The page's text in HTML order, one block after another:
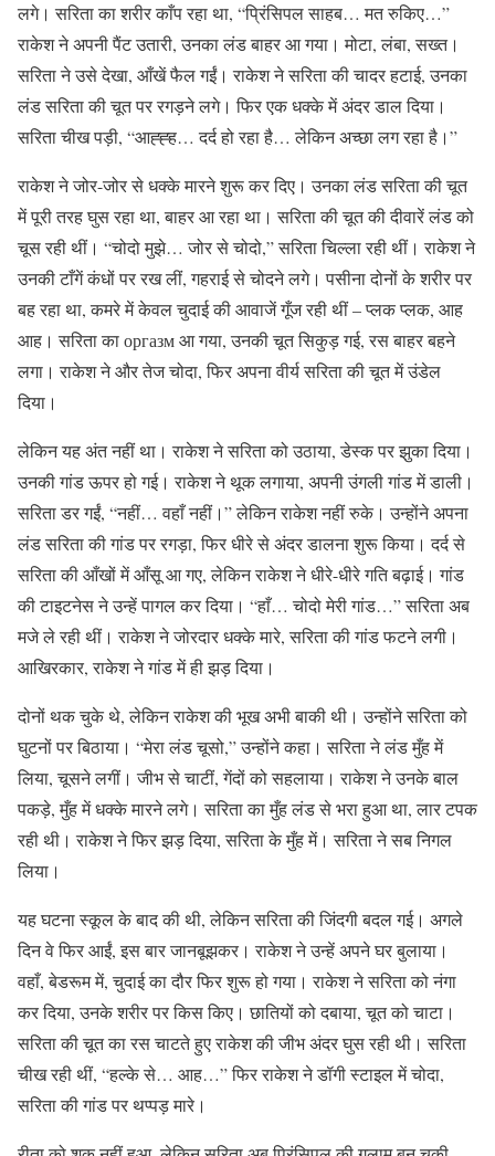
लगे। सरिता का शरीर काँप रहा था, “प्रिंसिपल साहब… मत रुकिए…”
राकेश ने अपनी पैंट उतारी, उनका लंड बाहर आ गया। मोटा, लंबा, सख्त।
सरिता ने उसे देखा, आँखें फैल गईं। राकेश ने सरिता की चादर हटाई, उनका
लंड सरिता की चूत पर रगड़ने लगे। फिर एक धक्के में अंदर डाल दिया।
सरिता चीख पड़ी, “आह्ह्ह… दर्द हो रहा है… लेकिन अच्छा लग रहा है।”
राकेश ने जोर-जोर से धक्के मारने शुरू कर दिए। उनका लंड सरिता की चूत
में पूरी तरह घुस रहा था, बाहर आ रहा था। सरिता की चूत की दीवारें लंड को
चूस रही थीं। “चोदो मुझे… जोर से चोदो,” सरिता चिल्ला रही थीं। राकेश ने
उनकी टाँगें कंधों पर रख लीं, गहराई से चोदने लगे। पसीना दोनों के शरीर पर
बह रहा था, कमरे में केवल चुदाई की आवाजें गूँज रही थीं – प्लक प्लक, आह
आह। सरिता का оргазм आ गया, उनकी चूत सिकुड़ गई, रस बाहर बहने
लगा। राकेश ने और तेज चोदा, फिर अपना वीर्य सरिता की चूत में उंडेल
दिया।
लेकिन यह अंत नहीं था। राकेश ने सरिता को उठाया, डेस्क पर झुका दिया।
उनकी गांड ऊपर हो गई। राकेश ने थूक लगाया, अपनी उंगली गांड में डाली।
सरिता डर गईं, “नहीं… वहाँ नहीं।” लेकिन राकेश नहीं रुके। उन्होंने अपना
लंड सरिता की गांड पर रगड़ा, फिर धीरे से अंदर डालना शुरू किया। दर्द से
सरिता की आँखों में आँसू आ गए, लेकिन राकेश ने धीरे-धीरे गति बढ़ाई। गांड
की टाइटनेस ने उन्हें पागल कर दिया। “हाँ… चोदो मेरी गांड…” सरिता अब
मजे ले रही थीं। राकेश ने जोरदार धक्के मारे, सरिता की गांड फटने लगी।
आखिरकार, राकेश ने गांड में ही झड़ दिया।
दोनों थक चुके थे, लेकिन राकेश की भूख अभी बाकी थी। उन्होंने सरिता को
घुटनों पर बिठाया। “मेरा लंड चूसो,” उन्होंने कहा। सरिता ने लंड मुँह में
लिया, चूसने लगीं। जीभ से चाटीं, गेंदों को सहलाया। राकेश ने उनके बाल
पकड़े, मुँह में धक्के मारने लगे। सरिता का मुँह लंड से भरा हुआ था, लार टपक
रही थी। राकेश ने फिर झड़ दिया, सरिता के मुँह में। सरिता ने सब निगल
लिया।
यह घटना स्कूल के बाद की थी, लेकिन सरिता की जिंदगी बदल गई। अगले
दिन वे फिर आईं, इस बार जानबूझकर। राकेश ने उन्हें अपने घर बुलाया।
वहाँ, बेडरूम में, चुदाई का दौर फिर शुरू हो गया। राकेश ने सरिता को नंगा
कर दिया, उनके शरीर पर किस किए। छातियों को दबाया, चूत को चाटा।
सरिता की चूत का रस चाटते हुए राकेश की जीभ अंदर घुस रही थी। सरिता
चीख रही थीं, “हल्के से… आह…” फिर राकेश ने डॉगी स्टाइल में चोदा,
सरिता की गांड पर थप्पड़ मारे।